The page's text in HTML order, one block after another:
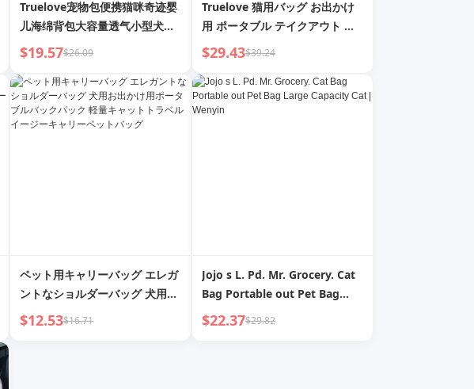
Truelove宠物包便携猫咪奇迹婴
儿海绵背包大容量透气小型犬猫
笼
$19.57$26.09
Truelove 猫用バッグ お出かけ
用 ポータブル テイクアウト バ
ックパック 猫 子犬 宇宙カプセ
ル 夏 通気性 ペット用バッグ
$29.43$39.24
ペット用キャリーバッグ エレガ
ントなショルダーバッグ 犬用お
出かけ用ポータブルバックパッ
ク 軽量キャットトラベルイージ
$12.53$16.71
Jojo s L. Pd. Mr. Grocery. Cat
Bag Portable out Pet Bag
Large Capacity Cat | Wenyin
$22.37$29.82